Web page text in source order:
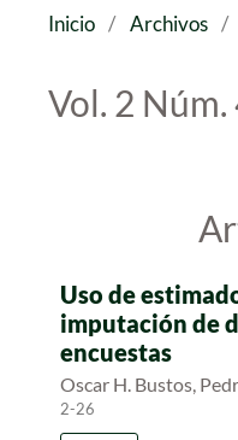
Inicio / Archivos /
Vol. 2 Núm.
Uso de
imputación de
encuestas
Oscar H. Bustos,
2-26